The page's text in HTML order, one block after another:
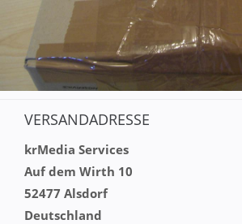
VERSANDADRESSE
krMedia Services
Auf dem Wirth 10
52477 Alsdorf
Deutschland